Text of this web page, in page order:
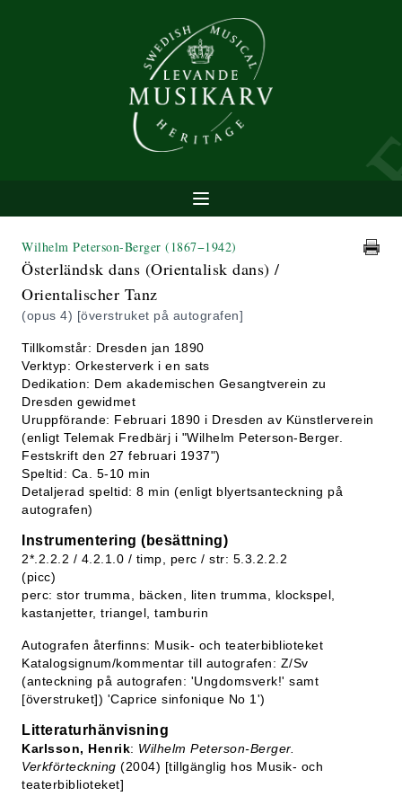
Wilhelm Peterson-Berger (1867−1942)
Österländsk dans (Orientalisk dans) /
Orientalischer Tanz
(opus 4) [överstruket på autografen]
Tillkomstår: Dresden jan 1890
Verktyp: Orkesterverk i en sats
Dedikation: Dem akademischen Gesangtverein zu
Dresden gewidmet
Uruppförande: Februari 1890 i Dresden av Künstlerverein
(enligt Telemak Fredbärj i "Wilhelm Peterson-Berger.
Festskrift den 27 februari 1937")
Speltid: Ca. 5-10 min
Detaljerad speltid: 8 min (enligt blyertsanteckning på
autografen)
Instrumentering (besättning)
2*.2.2.2 / 4.2.1.0 / timp, perc / str: 5.3.2.2.2
(picc)
perc: stor trumma, bäcken, liten trumma, klockspel,
kastanjetter, triangel, tamburin
Autografen återfinns: Musik- och teaterbiblioteket
Katalogsignum/kommentar till autografen: Z/Sv
(anteckning på autografen: 'Ungdomsverk!' samt
[överstruket]) 'Caprice sinfonique No 1')
Litteraturhänvisning
Karlsson, Henrik: Wilhelm Peterson-Berger.
Verkförteckning (2004) [tillgänglig hos Musik- och
teaterbiblioteket]